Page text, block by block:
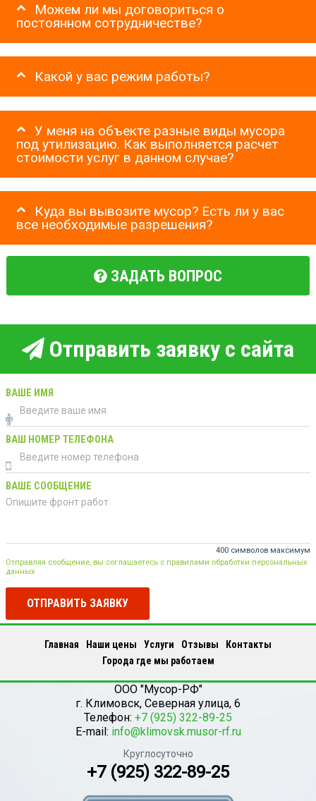
Можем ли мы договориться о
постоянном сотрудничестве?
Какой у вас режим работы?
У меня на объекте разные виды мусора
под утилизацию. Как выполняется расчет
стоимости услуг в данном случае?
Куда вы вывозите мусор? Есть ли у вас
все необходимые разрешения?
ЗАДАТЬ ВОПРОС
Отправить заявку с сайта
ВАШЕ ИМЯ
ВАШ НОМЕР ТЕЛЕФОНА
ВАШЕ СООБЩЕНИЕ
400 символов максимум
Отправляя сообщение, вы соглашаетесь с правилами обработки персональных
данных
ОТПРАВИТЬ ЗАЯВКУ
Главная Наши цены Услуги Отзывы
Контакты
Города где мы работаем
ООО "Мусор-РФ"
г. Климовск, Северная улица, 6
Телефон: +7 (925) 322-89-25
E-mail: info@klimovsk.musor-rf.ru
Круглосуточно
+7 (925) 322-89-25